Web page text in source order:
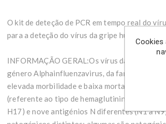
O kit de deteção de PCR em tempo real do
para a deteção do vírus da gripe humana tipo
INFORMAÇÃO GERAL:Os vírus da gripe A
género Alphainfluenzavirus, da família
elevada morbilidade e baixa mortalidade em
(referente ao tipo de hemaglutinina) e um
H17) e nove antigénios N diferentes (N1 a
Cookies